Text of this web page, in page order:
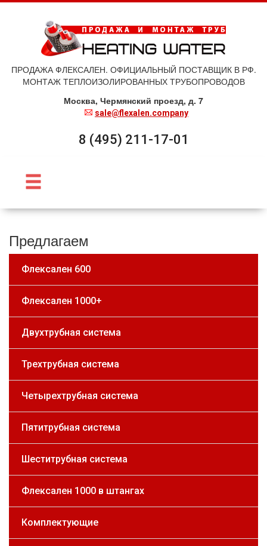
ПРОДАЖА ФЛЕКСАЛЕН. ОФИЦИАЛЬНЫЙ ПОСТАВЩИК В РФ.
МОНТАЖ ТЕПЛОИЗОЛИРОВАННЫХ ТРУБОПРОВОДОВ
Москва, Чермянский проезд, д. 7
sale@flexalen.company
8 (495) 211-17-01
Предлагаем
Флексален 600
Флексален 1000+
Двухтрубная система
Трехтрубная система
Четырехтрубная система
Пятитрубная система
Шеститрубная система
Флексален 1000 в штангах
Комплектующие